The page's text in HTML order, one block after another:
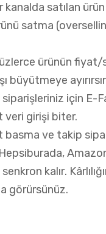
kanalda satılan
satma
ürünün
siparişleriniz için E-
veri girişi biter.
basma ve takip
kalır.
görürsünüz.